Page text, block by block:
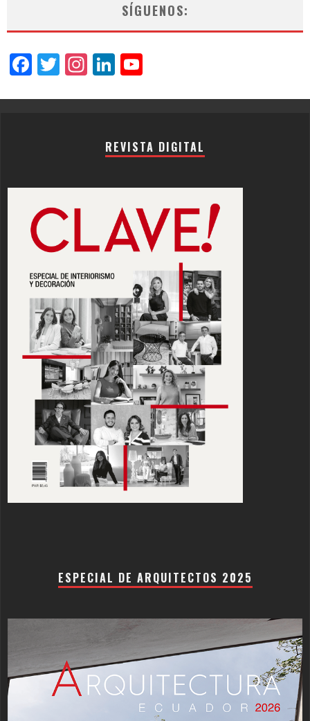
SÍGUENOS:
Facebook
Twitter
Instagram
LinkedIn
REVISTA DIGITAL
ESPECIAL DE ARQUITECTOS 2025